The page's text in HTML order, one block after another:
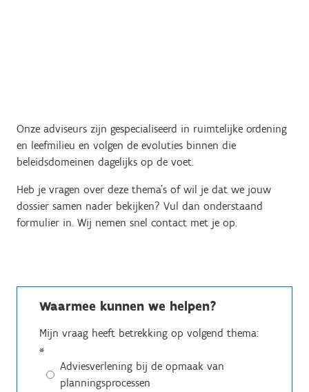
Onze adviseurs zijn gespecialiseerd in ruimtelijke ordening
en leefmilieu en volgen de evoluties binnen die
beleidsdomeinen dagelijks op de voet.
Heb je vragen over deze thema’s of wil je dat we jouw
dossier samen nader bekijken? Vul dan onderstaand
formulier in. Wij nemen snel contact met je op.
Waarmee kunnen we helpen?
Mijn vraag heeft betrekking op volgend thema:
*
Adviesverlening bij de opmaak van
planningsprocessen